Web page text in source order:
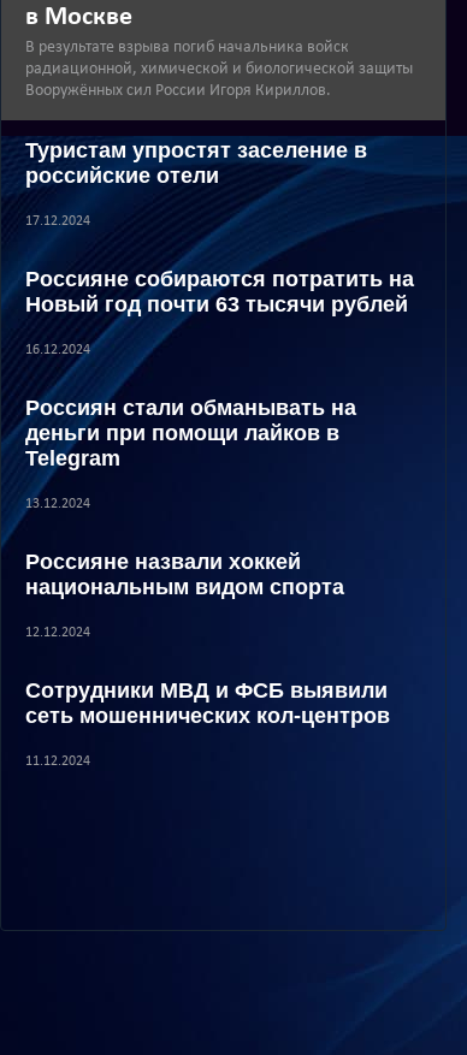
в Москве
В результате взрыва погиб начальника войск
радиационной, химической и биологической защиты
Вооружённых сил России Игоря Кириллов.
Туристам упростят заселение в
российские отели
17.12.2024
Россияне собираются потратить на
Новый год почти 63 тысячи рублей
16.12.2024
Россиян стали обманывать на
деньги при помощи лайков в
Telegram
13.12.2024
Россияне назвали хоккей
национальным видом спорта
12.12.2024
Сотрудники МВД и ФСБ выявили
сеть мошеннических кол-центров
11.12.2024